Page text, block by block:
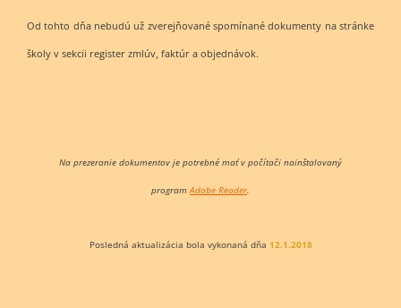
Od tohto dňa nebudú už zverejňované spomínané dokumenty na stránke
školy v sekcii register zmlúv, faktúr a objednávok.
Na prezeranie dokumentov je potrebné mať v počítači nainštalovaný
programAdobe Reader.
Posledná aktualizácia bola vykonaná dňa 12.1.2018